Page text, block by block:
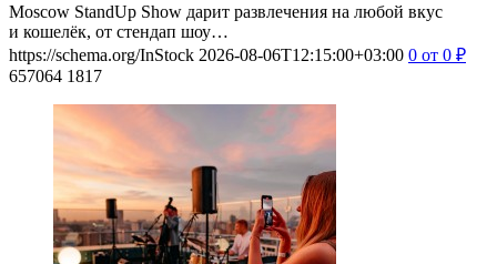
Moscow StandUp Show дарит развлечения на любой вкус
и кошелёк, от стендап шоу…
https://schema.org/InStock 2026-08-06T12:15:00+03:00 0 от 0 ₽
657064 1817